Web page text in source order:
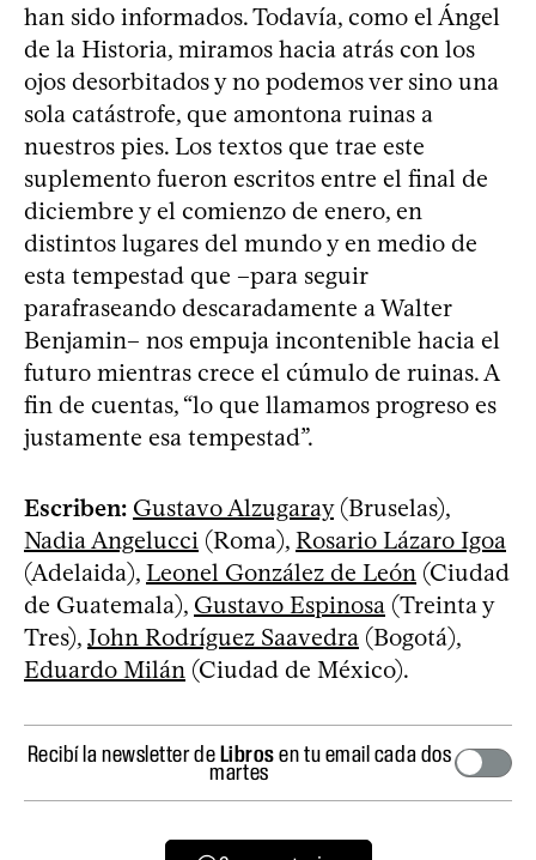
han sido informados. Todavía, como el Ángel
de la Historia, miramos hacia atrás con los
ojos desorbitados y no podemos ver sino una
sola catástrofe, que amontona ruinas a
nuestros pies. Los textos que trae este
suplemento fueron escritos entre el final de
diciembre y el comienzo de enero, en
distintos lugares del mundo y en medio de
esta tempestad que –para seguir
parafraseando descaradamente a Walter
Benjamin– nos empuja incontenible hacia el
futuro mientras crece el cúmulo de ruinas. A
fin de cuentas, “lo que llamamos progreso es
justamente esa tempestad”.
Escriben: Gustavo Alzugaray(Bruselas),
Nadia Angelucci (Roma), Rosario Lázaro Igoa
(Adelaida), Leonel González de León (Ciudad
de Guatemala), Gustavo Espinosa (Treinta y
Tres), John Rodríguez Saavedra (Bogotá),
Eduardo Milán (Ciudad de México).
Recibí la newsletter deLibrosen tu email cada dos
martes